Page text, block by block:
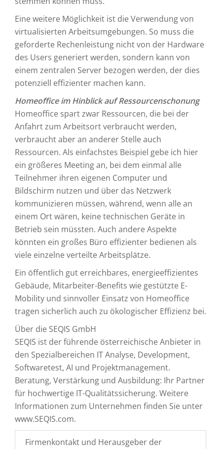
Eine weitere Möglichkeit ist die Verwendung von
virtualisierten Arbeitsumgebungen. So muss die
geforderte Rechenleistung nicht von der Hardware
des Users generiert werden, sondern kann von
einem zentralen Server bezogen werden, der dies
potenziell effizienter machen kann.
Homeoffice im Hinblick auf Ressourcenschonung
Homeoffice spart zwar Ressourcen, die bei der
Anfahrt zum Arbeitsort verbraucht werden,
verbraucht aber an anderer Stelle auch
Ressourcen. Als einfachstes Beispiel gebe ich hier
ein größeres Meeting an, bei dem einmal alle
Teilnehmer ihren eigenen Computer und
Bildschirm nutzen und über das Netzwerk
kommunizieren müssen, während, wenn alle an
einem Ort wären, keine technischen Geräte in
Betrieb sein müssten. Auch andere Aspekte
könnten ein großes Büro effizienter bedienen als
viele einzelne verteilte Arbeitsplätze.
Ein öffentlich gut erreichbares, energieeffizientes
Gebäude, Mitarbeiter-Benefits wie gestützte E-
Mobility und sinnvoller Einsatz von Homeoffice
tragen sicherlich auch zu ökologischer Effizienz bei.
Über die SEQIS GmbH
SEQIS ist der führende österreichische Anbieter in
den Spezialbereichen IT Analyse, Development,
Softwaretest, AI und Projektmanagement.
Beratung, Verstärkung und Ausbildung: Ihr Partner
für hochwertige IT-Qualitätssicherung. Weitere
Informationen zum Unternehmen finden Sie unter
www.SEQIS.com.
Firmenkontakt und Herausgeber der